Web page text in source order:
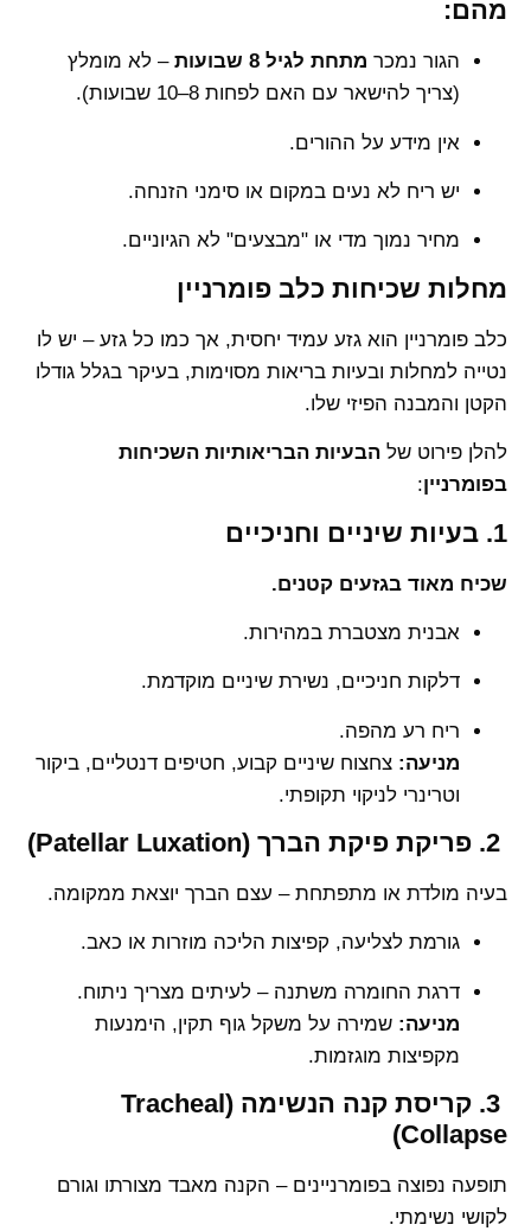
מהם:
הגור נמכר מתחת לגיל 8 שבועות
– לא מומלץ
(צריך להישאר עם האם לפחות 8–10 שבועות).
אין מידע על ההורים.
יש ריח לא נעים במקום או סימני הזנחה.
מחיר נמוך מדי או "מבצעים" לא הגיוניים.
מחלות שכיחות כלב פומרניין
כלב פומרניין הוא גזע עמיד יחסית, אך כמו כל גזע – יש לו
נטייה למחלות ובעיות בריאות מסוימות, בעיקר בגלל גודלו
הקטן והמבנה הפיזי שלו.
להלן פירוט של הבעיות הבריאותיות השכיחות
בפומרניין:
1. בעיות שיניים וחניכיים
שכיח מאוד בגזעים קטנים.
אבנית מצטברת במהירות.
דלקות חניכיים, נשירת שיניים מוקדמת.
ריח רע מהפה.
מניעה: צחצוח שיניים קבוע, חטיפים דנטליים, ביקור
וטרינרי לניקוי תקופתי.
בעיה מולדת או מתפתחת – עצם הברך יוצאת ממקומה.
גורמת לצליעה, קפיצות הליכה מוזרות או כאב.
דרגת החומרה משתנה – לעיתים מצריך ניתוח.
מניעה: שמירה על משקל גוף תקין, הימנעות
מקפיצות מוגזמות.
3. קריסת קנה הנשימה (Tracheal
Collapse)
תופעה נפוצה בפומרניינים – הקנה מאבד מצורתו וגורם
לקושי נשימתי.